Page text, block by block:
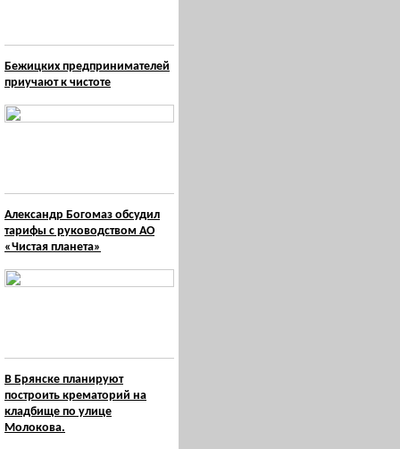
Бежицких предпринимателей
приучают к чистоте
Александр Богомаз обсудил
тарифы с руководством АО
«Чистая планета»
В Брянске планируют
построить крематорий на
кладбище по улице
Молокова.